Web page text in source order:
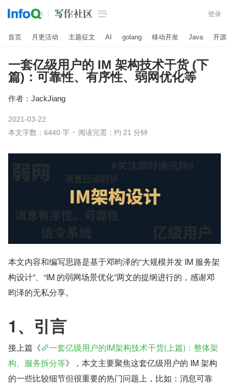
 登录
首页 月更活动 主题征文 AI golang 移动开发 Java 开源
一套亿级用户的 IM 架构技术干货 (下
篇)：可靠性、有序性、弱网优化等
作者： JackJiang
2021-03-22
本文字数：6440 字
阅读完需：约 21 分钟
本文内容和编写思路是基于邓昀泽的“大规模并发 IM 服务架
构设计”、“IM 的弱网场景优化”两文的提纲进行的，感谢邓
昀泽的无私分享。
1、引言
接上篇《
一套亿级用户的IM架构技术干货(上篇)：整体架
构、服务拆分等》，本文主要聚焦这套亿级用户的 IM 架构
的一些比较细节但很重要的热门问题上，比如：消息可靠